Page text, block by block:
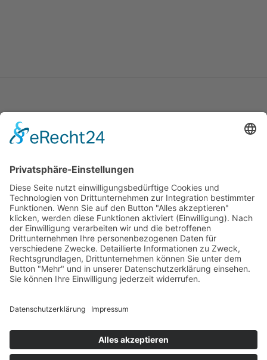
Schmitz | Haus- & Gartendesign
Jörg Schmitz
36284 Hohenroda-Mansbach
Telefon: (06676) 9180056
Telefax: (06676) 9180057
Mobil: +49 (0) 171 7660 187
Mail: info@schmitz-hausundgartendesign.de
Cookie-Einstellungen